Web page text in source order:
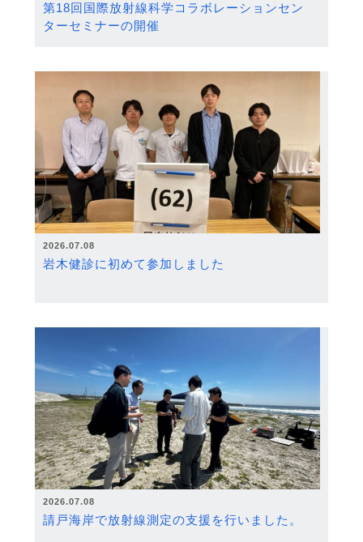
第18回国際放射線科学コラボレーションセン
ターセミナーの開催
2026.07.08
岩木健診に初めて参加しました
2026.07.08
請戸海岸で放射線測定の支援を行いました。